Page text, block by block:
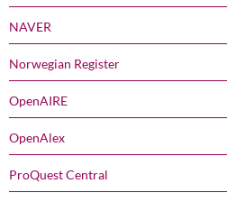
NAVER
Norwegian Register
OpenAIRE
OpenAlex
ProQuest Central